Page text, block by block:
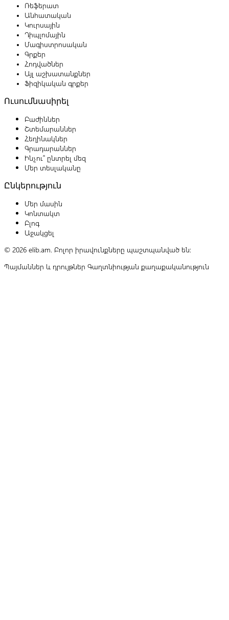
Ռեֆերատ
Անհատական
Կուրսային
Դիպլոմային
Մագիստրոսական
Գրքեր
Հոդվածներ
Այլ աշխատանքներ
Ֆիզիկական գրքեր
Ուսումնասիրել
Բաժիններ
Շտեմարաններ
Հեղինակներ
Գրադարաններ
Ինչու՞ ընտրել մեզ
Մեր տեսլականը
Ընկերություն
Մեր մասին
Կոնտակտ
Բլոգ
Աջակցել
© 2026 elib.am. Բոլոր իրավունքները պաշտպանված են:
Պայմաններ և դրույթներ Գաղտնիության քաղաքականություն